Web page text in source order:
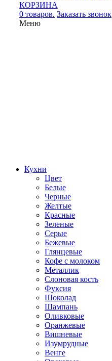
КОРЗИНА
0 товаров. Заказать звонок
Меню
Кухни
Цвет
Белые
Черные
Желтые
Красные
Зеленые
Серые
Бежевые
Глянцевые
Кофе с молоком
Металлик
Слоновая кость
Фуксия
Шоколад
Шампань
Оливковые
Оранжевые
Вишневые
Изумрудные
Венге